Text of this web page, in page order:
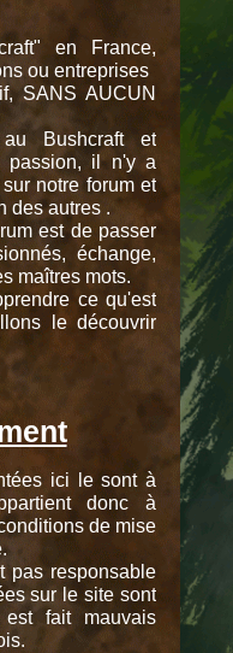
en France,
ou entreprises
SANS AUCUN
Bushcraft et
passion, il n'y a
notre forum et
des autres .
est de passer
échange,
maîtres mots.
ce qu'est
le découvrir
ici le sont à
donc à
de mise
pas responsable
sur le site sont
fait mauvais